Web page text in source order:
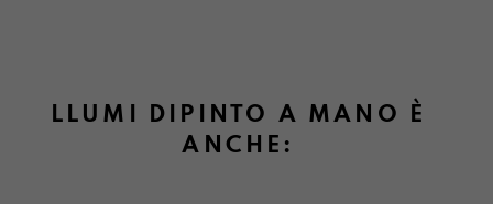
LLUMI DIPINTO A MANO È
ANCHE: